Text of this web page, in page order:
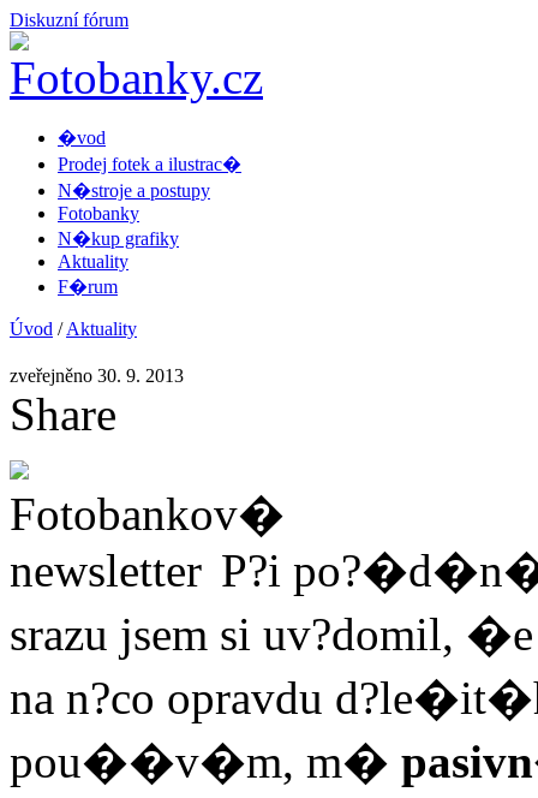
Diskuzní fórum
�vod
Prodej fotek a ilustrac�
N�stroje a postupy
Fotobanky
N�kup grafiky
Aktuality
F�rum
Úvod /Aktuality
zveřejněno 30. 9. 2013
Share
P?i
srazu jsem si uv?domil,
na n?co opravdu
pou��v�m, m�